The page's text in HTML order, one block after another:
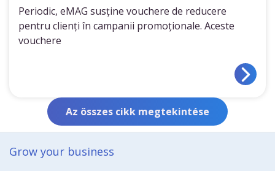
Periodic, eMAG susține vouchere de reducere
pentru clienți în campanii promoționale. Aceste
vouchere
Az összes cikk megtekintése
Grow your business​